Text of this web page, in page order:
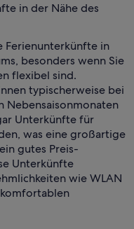
in der Nähe des
Ferienunterkünfte in
besonders wenn Sie
flexibel sind.
typischerweise bei
Nebensaisonmonaten
Unterkünfte für
was eine großartige
gutes Preis-
Unterkünfte
wie WLAN